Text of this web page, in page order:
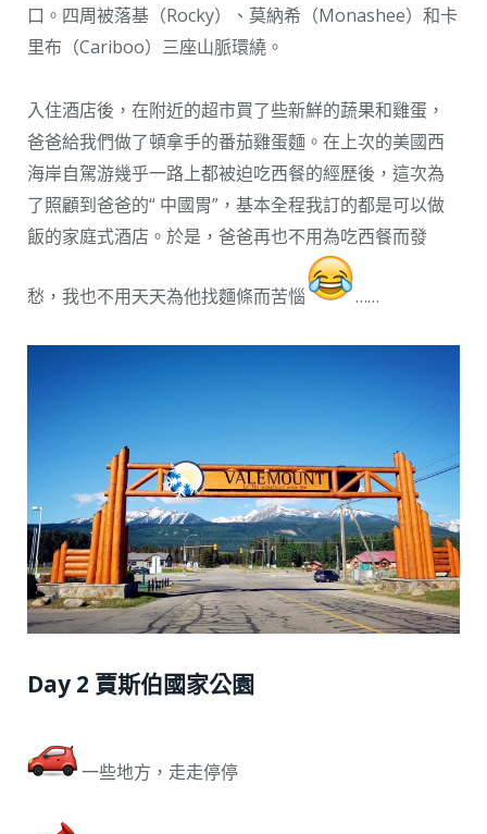
口。四周被落基（Rocky）、莫納希（Monashee）和卡
里布（Cariboo）三座山脈環繞。
入住酒店後，在附近的超市買了些新鮮的蔬果和雞蛋，
爸爸給我們做了頓拿手的番茄雞蛋麵。在上次的美國西
海岸自駕游幾乎一路上都被迫吃西餐的經歷後，這次為
了照顧到爸爸的“ 中國胃”，基本全程我訂的都是可以做
飯的家庭式酒店。於是，爸爸再也不用為吃西餐而發
愁，我也不用天天為他找麵條而苦惱 ……
Day 2 賈斯伯國家公園
一些地方，走走停停